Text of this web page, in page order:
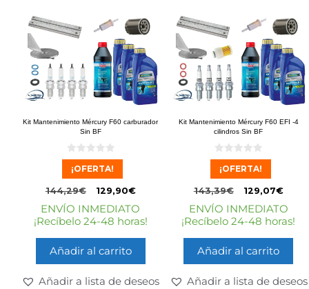
Kit Mantenimiento Mércury F60 carburador
Sin BF
0
e
¡OFERTA!
144,29€ 129,90€
ENVÍO INMEDIATO
¡Recíbelo 24-48 horas!
Añadir al carrito
Añadir a lista de deseos
Kit Mantenimiento Mércury F60 EFI -4
cilindros Sin BF
0
e
¡OFERTA!
143,39€ 129,07€
ENVÍO INMEDIATO
¡Recíbelo 24-48 horas!
Añadir al carrito
Añadir a lista de deseos